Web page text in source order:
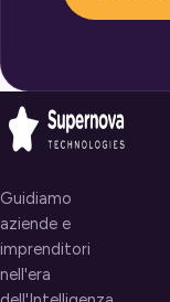
Guidiamo
aziende e
imprenditori
nell'era